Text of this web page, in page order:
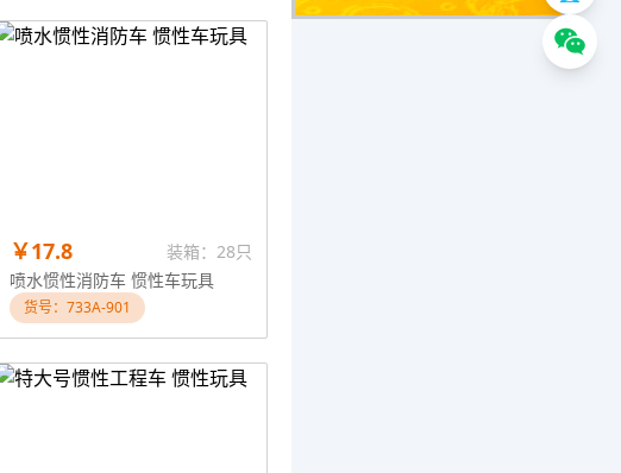
￥17.8
装箱：28只
喷水惯性消防车 惯性车玩具
货号：733A-901